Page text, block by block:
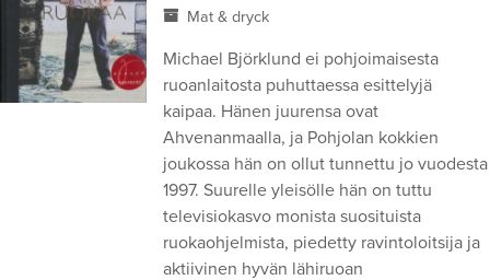
Mat & dryck
Michael Björklund ei pohjoimaisesta
ruoanlaitosta puhuttaessa esittelyjä
kaipaa. Hänen juurensa ovat
Ahvenanmaalla, ja Pohjolan kokkien
joukossa hän on ollut tunnettu jo vuodesta
1997. Suurelle yleisölle hän on tuttu
televisiokasvo monista suosituista
ruokaohjelmista, piedetty ravintoloitsija ja
aktiivinen hyvän lähiruoan